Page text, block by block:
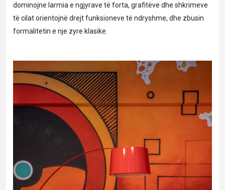
dominojne larmia e ngjyrave të forta, grafitëve dhe shkrimeve
të cilat orientojnë drejt funksioneve të ndryshme, dhe zbusin
formalitetin e nje zyre klasike.